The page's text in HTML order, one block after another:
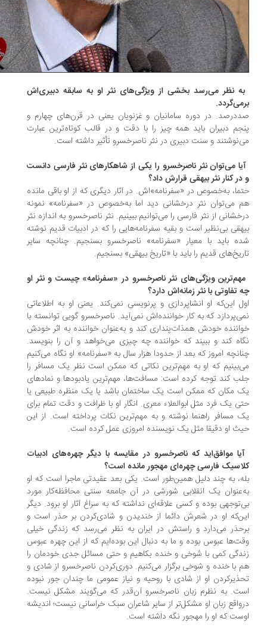
نظر می‌رسد بخشی از ویژگی‌های نثر او به سابقه دبیری‌اش
در دوره سامانیان و غزنویان یعنی در قرن‌های چهارم و
دبیران باید همه‌ چیز را با دقت و در قالب کوتاه‌ترین عبارت
و سنت دبیری در نثر ناصرخسرو تأثیر داشته است.
می‌توان نثر ناصرخسرو را یکی از شاهکارهای نثر فارسی دانست
کنار نثر بیهقی قرارش داد؟
به‌خصوص در «سفرنامه»اش. در آثار دیگری که از او باقی مانده
می‌توان نثر درخشانی دید اما به‌خصوص در «سفرنامه» نمونه
از نثر فارسی را می‌توانیم ببینیم. نثر ناصرخسرو به اندازه نثر
بی‌نظیر است و بقیه سفرنامه‌هایی را که در ادبیات قدیم نوشته
باید با معیار «سفرنامه» ناصرخسرو بسنجیم. چنانچه سایر
قدیم را باید با «تاریخ بیهقی» بسنجیم.
ویژگی‌های نثر ناصرخسرو در «سفرنامه» چیست و نثر او
تفاوتی با نثر زمانه‌اش دارد؟
این‌که او انشاپردازی و پرنویسی نمی‌کند. یعنی او به اطلاعاتی
که به کار خواننده‌اش نمی‌آید. ناصرخسرو گویی توانسته با
خودش همذات‌پنداری کند و به‌عنوان خواننده به اثر خودش
کند و ببیند که خواننده چه چیزی می‌خواهد و آن را بنویسد.
امروز که بعد از حدودا هزار سال به «سفرنامه» او نگاه می‌کنیم
که او به مهم‌ترین نکاتی که ممکن است نظر یک مسافر را
کند توجه کرده است: مسافت‌ها، مهم‌ترین یادبودها و نمادهای
مکان که ممکن است یک ساختمان باشد یا یک منظره طبیعی یا
یک فرد مثل ابوالعلاء معری. انگار او با ظرافت و دقت تمام برای
مسافر راهنما نوشته و به مهم‌ترین نکات پرداخته است. از این
او دقیقا مثل یک نویسنده امروزی عمل کرده است.
موافق‌اید که ناصرخسرو در مقایسه با دیگر چهره‌های ادبیات
فارسی چهره‌ای مهجور مانده است؟
به چند دلیل همین‌طور است. یکی بعد عقیدتی ماجرا است که او
یک انقلابی شورشی در آن جامعه سنتی محافظه‌کار مورد
بوده و کسی علاقه‌ای نداشته که به سراغ آثار او برود. دیگر
او در شعرش دائما از خندیدن و شادی‌کردن بر حذر است و
می‌دارد و راستش در ایران به نظر می‌رسد که زندگی خیلی
عبوس بوده و ما به دنبال این بوده‌ایم که از این چهره عبوس
کمی با شوخی و خنده بکاهیم و حتی مسائل جدی خودمان را
با خنده و شوخی برگزار می‌کنیم. دوری‌کردن ناصرخسرو از شادی و
او از شادی با روحیه و نیاز عمومی ما چندان جور نبوده
به نظرم زبان ناصرخسرو آن‌قدر که می‌گویند مشکل نیست.
زبان او مشکل‌تر از سایر شاعران سبک خراسانی نیست؛ اندیشه
که او را مهجور نگه داشته است.